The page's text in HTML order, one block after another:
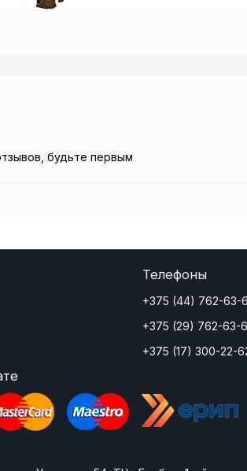
будьте первым
Телефоны
+375 (44) 762-63-
+375 (29) 762-63-
+375 (17) 300-22-